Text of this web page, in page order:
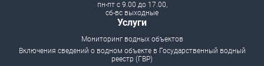
пн-пт с 9.00 до 17.00,
сб-вс выходные
Услуги
Мониторинг водных объектов
Включения сведений о водном объекте в Государственный водный
реестр (ГВР)